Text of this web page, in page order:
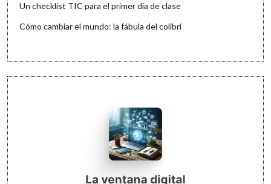
Un checklist TIC para el primer día de clase
Cómo cambiar el mundo: la fábula del colibrí